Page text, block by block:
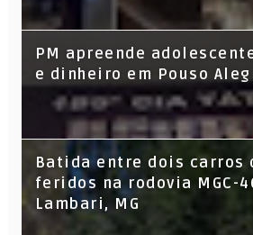
PM apreende
e dinheiro em Pouso
Batida entre dois carros
feridos na rodovia MGC-
Lambari, MG